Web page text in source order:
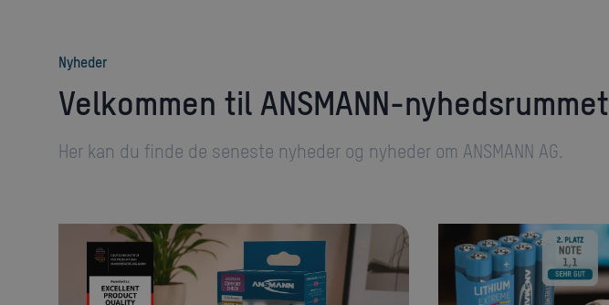
nyheder
Velkommen til ANSMANN-nyhedsrummet
Her kan du finde de seneste nyheder og nyheder om ANSMANN AG.